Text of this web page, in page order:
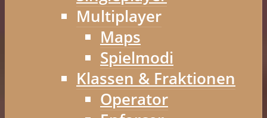
Multiplayer
Maps
Spielmodi
Klassen & Fraktionen
Operator